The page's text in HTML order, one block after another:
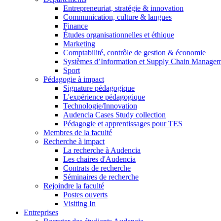
Entrepreneuriat, stratégie & innovation
Communication, culture & langues
Finance
Études organisationnelles et éthique
Marketing
Comptabilité, contrôle de gestion & économie
Systèmes d’Information et Supply Chain
Sport
Pédagogie à impact
Signature pédagogique
L'expérience pédagogique
Technologie/Innovation
Audencia Cases Study collection
Pédagogie et apprentissages pour TES
Membres de la faculté
Recherche à impact
La recherche à Audencia
Les chaires d'Audencia
Contrats de recherche
Séminaires de recherche
Rejoindre la faculté
Postes ouverts
Visiting In
Entreprises